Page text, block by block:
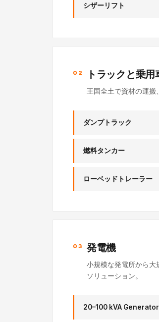
シザーリフト
02 トラックと乗用
王国全土で資材の運搬
ダンプトラック
燃料タンカー
ローベッドトレーラー
03 発電機
小規模な発電所から大
ソリューション。
20–100 kVA